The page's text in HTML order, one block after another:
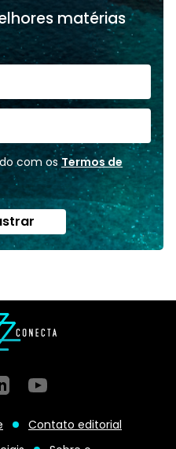
matérias
com os Termos de
GitHub
Contato editorial